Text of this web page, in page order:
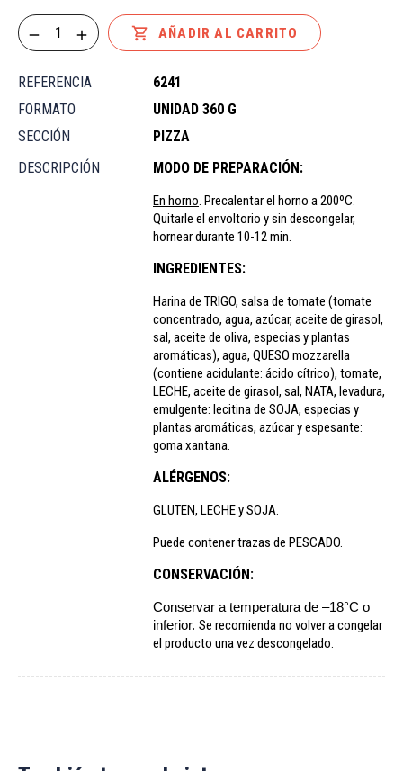
 AÑADIR AL CARRITO
REFERENCIA
6241
FORMATO
UNIDAD 360 G
SECCIÓN
PIZZA
DESCRIPCIÓN
MODO DE PREPARACIÓN:
En horno. Precalentar el horno a 200ºC.
Quitarle el envoltorio y sin descongelar,
hornear durante 10-12 min.
INGREDIENTES:
Harina de TRIGO, salsa de tomate (tomate
concentrado, agua, azúcar, aceite de girasol,
sal, aceite de oliva, especias y plantas
aromáticas), agua, QUESO mozzarella
(contiene acidulante: ácido cítrico), tomate,
LECHE, aceite de girasol, sal, NATA, levadura,
emulgente: lecitina de SOJA, especias y
plantas aromáticas, azúcar y espesante:
goma xantana.
ALÉRGENOS:
GLUTEN, LECHE y SOJA.
Puede contener trazas de PESCADO.
CONSERVACIÓN:
Conservar a temperatura de –18°C o
inferior. Se recomienda no volver a congelar
el producto una vez descongelado.